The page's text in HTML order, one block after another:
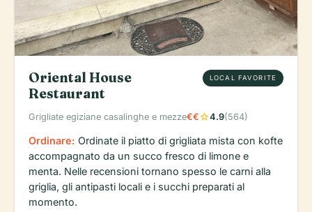
Oriental House
Restaurant
LOCAL FAVORITE
Grigliate egiziane casalinghe e mezze€€star4.9(564)
Ordinare: Ordinate il piatto di grigliata mista con kofte
accompagnato da un succo fresco di limone e
menta. Nelle recensioni tornano spesso le carni alla
griglia, gli antipasti locali e i succhi preparati al
momento.